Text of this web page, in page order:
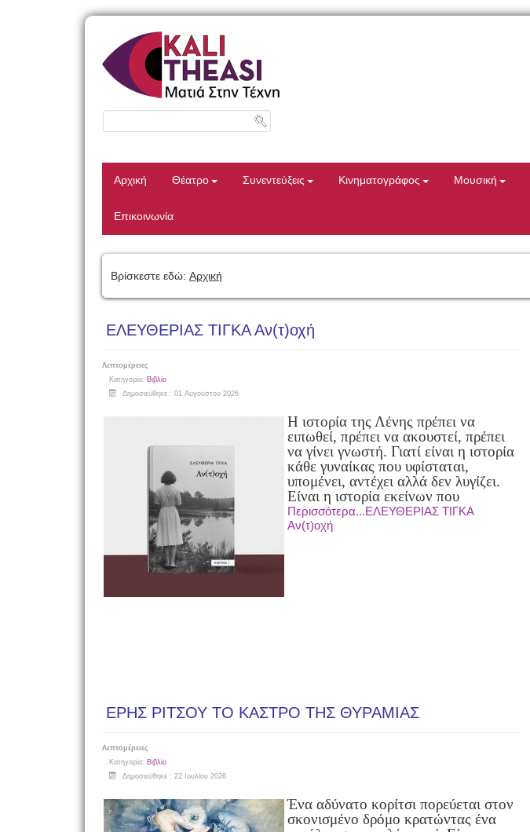
Αρχική Θέατρο Συνεντεύξεις Κινηματογράφος Μουσική
Επικοινωνία
Βρίσκεστε εδώ: Αρχική
ΕΛΕΥΘΕΡΙΑΣ ΤΙΓΚΑ Αν(τ)οχή
Λεπτομέρειες
Κατηγορία: Βιβλίο
Δημοσιεύθηκε : 01 Αυγούστου 2026
Η ιστορία της Λένης πρέπει να
ειπωθεί, πρέπει να ακουστεί, πρέπει
να γίνει γνωστή. Γιατί είναι η ιστορία
κάθε γυναίκας που υφίσταται,
υπομένει, αντέχει αλλά δεν λυγίζει.
Είναι η ιστορία εκείνων που
Περισσότερα...ΕΛΕΥΘΕΡΙΑΣ ΤΙΓΚΑ
Αν(τ)οχή
ΕΡΗΣ ΡΙΤΣΟΥ ΤΟ ΚΑΣΤΡΟ ΤΗΣ ΘΥΡΑΜΙΑΣ
Λεπτομέρειες
Κατηγορία: Βιβλίο
Δημοσιεύθηκε : 22 Ιουλίου 2026
Ένα αδύνατο κορίτσι πορεύεται στον
σκονισμένο δρόμο κρατώντας ένα